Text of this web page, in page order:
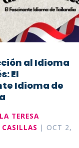
al Idioma
El
Idioma de
TERESA
|OCT 2,